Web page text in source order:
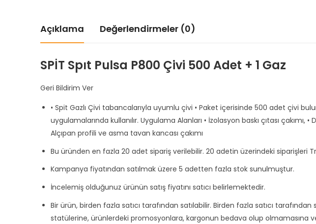
Açıklama Değerlendirmeler (0)
SPİT Spıt Pulsa P800 Çivi 500 Adet + 1 Gaz
Geri Bildirim Ver
• Spit Gazlı Çivi tabancalarıyla uyumlu çivi • Paket içerisinde 500 adet çivi
uygulamalarında kullanılır. Uygulama Alanları • İzolasyon baskı çıtası çakımı,
Alçıpan profili ve asma tavan kancası çakımı
Bu üründen en fazla 20 adet sipariş verilebilir. 20 adetin üzerindeki siparişleri
Kampanya fiyatından satılmak üzere 5 adetten fazla stok sunulmuştur.
İncelemiş olduğunuz ürünün satış fiyatını satıcı belirlemektedir.
Bir ürün, birden fazla satıcı tarafından satılabilir. Birden fazla satıcı
statülerine, ürünlerdeki promosyonlara, kargonun bedava olup olmamasına